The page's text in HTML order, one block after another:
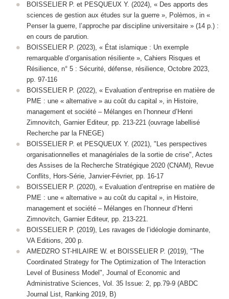
BOISSELIER P. et PESQUEUX Y. (2024), « Des apports des
sciences de gestion aux études sur la guerre », Polèmos, in«
Penser la guerre, l’approche par discipline universitaire » (14 p.) :
en cours de parution.
BOISSELIER P. (2023), « État islamique : Un exemple
remarquable d’organisation résiliente », Cahiers Risques et
Résilience, n° 5 : Sécurité, défense, résilience, Octobre 2023,
pp. 97-116
BOISSELIER P. (2022), « Evaluation d’entreprise en matière de
PME : une « alternative » au coût du capital », in Histoire,
management et société – Mélanges en l’honneur d’Henri
Zimnovitch, Garnier Editeur, pp. 213-221 (ouvrage labellisé
Recherche par la FNEGE)
BOISSELIER P. et PESQUEUX Y. (2021), "Les perspectives
organisationnelles et managériales de la sortie de crise", Actes
des Assises de la Recherche Stratégique 2020 (CNAM), Revue
Conflits, Hors-Série, Janvier-Février, pp. 16-17
BOISSELIER P. (2020), « Evaluation d’entreprise en matière de
PME : une « alternative » au coût du capital », in Histoire,
management et société – Mélanges en l’honneur d’Henri
Zimnovitch, Garnier Editeur, pp. 213-221.
BOISSELIER P. (2019), Les ravages de l’idéologie dominante,
VA Editions, 200 p.
AMEDZRO ST-HILAIRE W. et BOISSELIER P. (2019), "The
Coordinated Strategy for The Optimization of The Interaction
Level of Business Model", Journal of Economic and
Administrative Sciences, Vol. 35 Issue: 2, pp.79-9 (ABDC
Journal List, Ranking 2019, B)